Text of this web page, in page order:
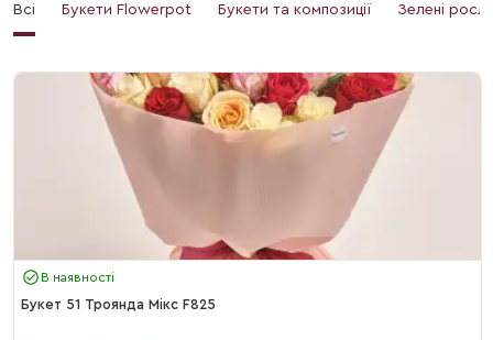
Всі Букети Flowerpot Букети та композиції Зелені
В наявності
Букет 51 Троянда Мікс F825